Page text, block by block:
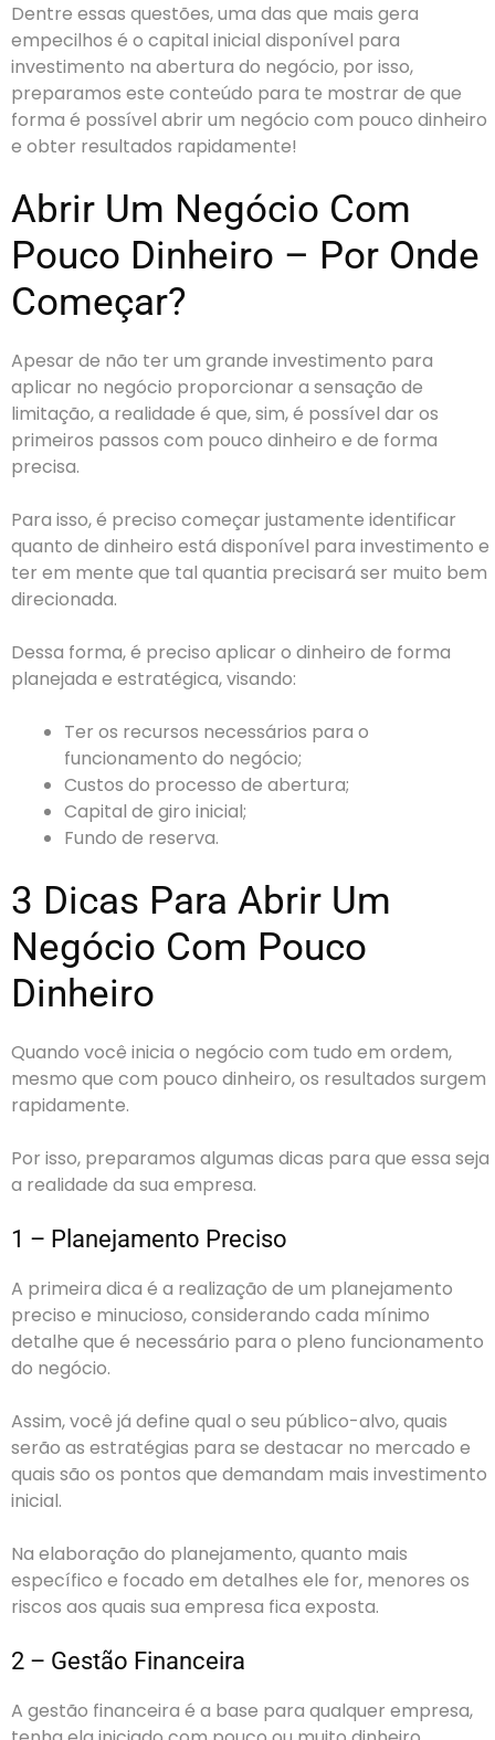
Dentre essas questões, uma das que mais gera
empecilhos é o capital inicial disponível para
investimento na abertura do negócio, por isso,
preparamos este conteúdo para te mostrar de que
forma é possível abrir um negócio com pouco dinheiro
e obter resultados rapidamente!
Abrir Um Negócio Com
Pouco Dinheiro – Por Onde
Começar?
Apesar de não ter um grande investimento para
aplicar no negócio proporcionar a sensação de
limitação, a realidade é que, sim, é possível dar os
primeiros passos com pouco dinheiro e de forma
precisa.
Para isso, é preciso começar justamente identificar
quanto de dinheiro está disponível para investimento e
ter em mente que tal quantia precisará ser muito bem
direcionada.
Dessa forma, é preciso aplicar o dinheiro de forma
planejada e estratégica, visando:
Ter os recursos necessários para o
funcionamento do negócio;
Custos do processo de abertura;
Capital de giro inicial;
Fundo de reserva.
3 Dicas Para Abrir Um
Negócio Com Pouco
Dinheiro
Quando você inicia o negócio com tudo em ordem,
mesmo que com pouco dinheiro, os resultados surgem
rapidamente.
Por isso, preparamos algumas dicas para que essa seja
a realidade da sua empresa.
1 – Planejamento Preciso
A primeira dica é a realização de um planejamento
preciso e minucioso, considerando cada mínimo
detalhe que é necessário para o pleno funcionamento
do negócio.
Assim, você já define qual o seu público-alvo, quais
serão as estratégias para se destacar no mercado e
quais são os pontos que demandam mais investimento
inicial.
Na elaboração do planejamento, quanto mais
específico e focado em detalhes ele for, menores os
riscos aos quais sua empresa fica exposta.
2 – Gestão Financeira
A gestão financeira é a base para qualquer empresa,